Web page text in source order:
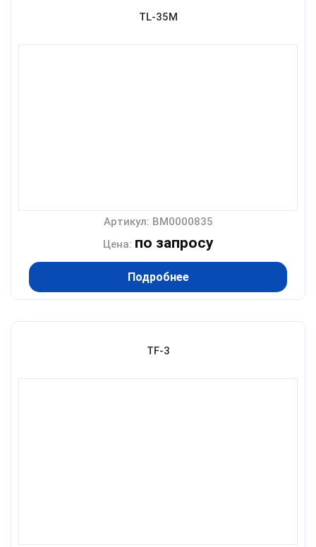
TL-35М
Артикул: BM0000835
Цена: по запросу
Подробнее
TF-3